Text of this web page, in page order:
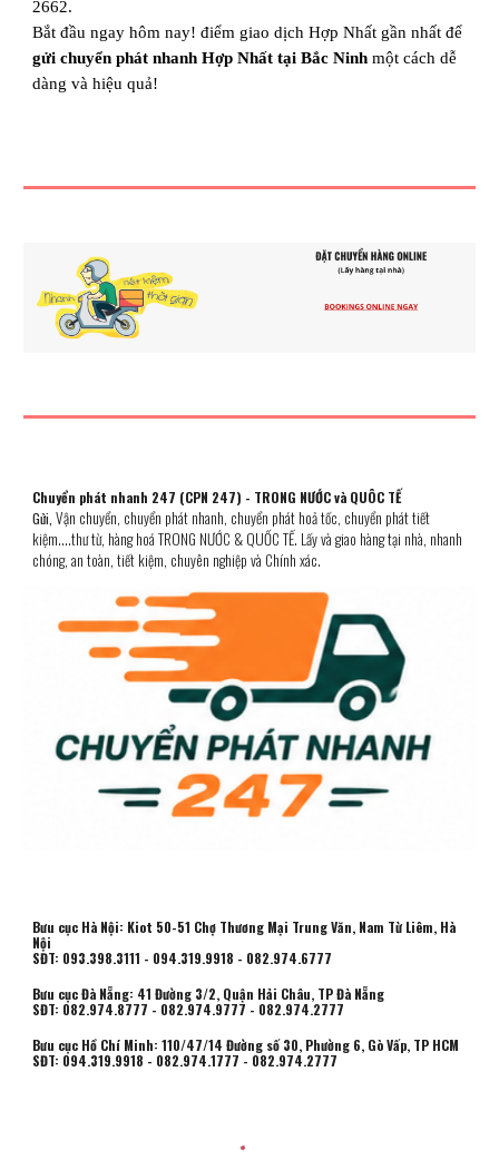
2662.
Bắt đầu ngay hôm nay! điểm giao dịch Hợp Nhất gần nhất để
gửi chuyển phát nhanh Hợp Nhất tại Bắc Ninh một cách dễ
dàng và hiệu quả!
Chuyển phát nhanh 247 (CPN 247) - TRONG NƯỚC và QUÔC TẾ
Gửi,Vận chuyển, chuyển phát nhanh, chuyển phát hoả tốc, chuyển phát tiết
kiệm....thư từ, hàng hoá TRONG NƯỚC & QUỐC TẾ. Lấy và giao hàng tại nhà, nhanh
chóng, an toàn, tiết kiệm, chuyên nghiệp và Chính xác.
Bưu cục Hà Nội: Kiot 50-51 Chợ Thương Mại Trung Văn, Nam Từ Liêm, Hà
Nội
SĐT: 093.398.3111 - 094.319.9918 - 082.974.6777
Bưu cục Đà Nẵng: 41 Đường 3/2, Quận Hải Châu, TP Đà Nẵng
SĐT: 082.974.8777 - 082.974.9777 - 082.974.2777
Bưu cục Hồ Chí Minh:110/47/14 Đường số 30, Phường 6, Gò Vấp, TP HCM
SĐT: 094.319.9918 - 082.974.1777 - 082.974.2777